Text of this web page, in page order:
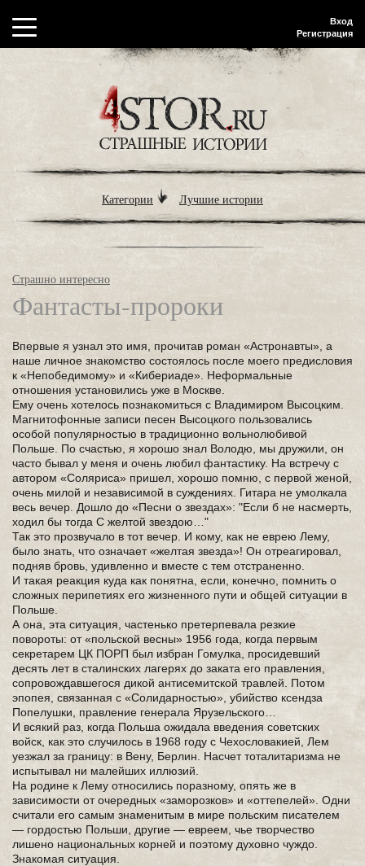
Вход
Регистрация
Категории Лучшие истории
Страшно интересно
Фантасты-пророки
Впервые я узнал это имя, прочитав роман «Астронавты», а
наше личное знакомство состоялось после моего предисловия
к «Непобедимому» и «Кибериаде». Неформальные
отношения установились уже в Москве.
Ему очень хотелось познакомиться с Владимиром Высоцким.
Магнитофонные записи песен Высоцкого пользовались
особой популярностью в традиционно вольнолюбивой
Польше. По счастью, я хорошо знал Володю, мы дружили, он
часто бывал у меня и очень любил фантастику. На встречу с
автором «Соляриса» пришел, хорошо помню, с первой женой,
очень милой и независимой в суждениях. Гитара не умолкала
весь вечер. Дошло до «Песни о звездах»: "Если б не насмерть,
ходил бы тогда С желтой звездою…"
Так это прозвучало в тот вечер. И кому, как не еврею Лему,
было знать, что означает «желтая звезда»! Он отреагировал,
подняв бровь, удивленно и вместе с тем отстраненно.
И такая реакция куда как понятна, если, конечно, помнить о
сложных перипетиях его жизненного пути и общей ситуации в
Польше.
А она, эта ситуация, частенько претерпевала резкие
повороты: от «польской весны» 1956 года, когда первым
секретарем ЦК ПОРП был избран Гомулка, просидевший
десять лет в сталинских лагерях до заката его правления,
сопровождавшегося дикой антисемитской травлей. Потом
эпопея, связанная с «Солидарностью», убийство ксендза
Попелушки, правление генерала Ярузельского…
И всякий раз, когда Польша ожидала введения советских
войск, как это случилось в 1968 году с Чехословакией, Лем
уезжал за границу: в Вену, Берлин. Насчет тоталитаризма не
испытывал ни малейших иллюзий.
На родине к Лему относились поразному, опять же в
зависимости от очередных «заморозков» и «оттепелей». Одни
считали его самым знаменитым в мире польским писателем
— гордостью Польши, другие — евреем, чье творчество
лишено национальных корней и поэтому духовно чуждо.
Знакомая ситуация.